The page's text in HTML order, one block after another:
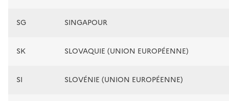
SG SINGAPOUR
SK SLOVAQUIE (UNION EUROPÉENNE)
SI SLOVÉNIE (UNION EUROPÉENNE)